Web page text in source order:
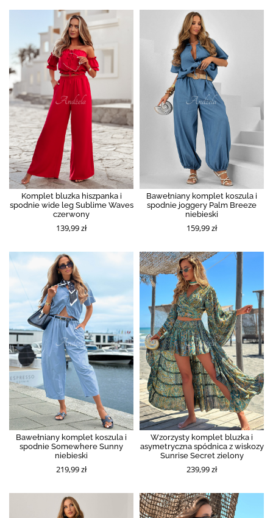
Komplet bluzka hiszpanka i
spodnie wide leg Sublime Waves
czerwony
139,99 zł
Bawełniany komplet koszula i
spodnie joggery Palm Breeze
niebieski
159,99 zł
Bawełniany komplet koszula i
spodnie Somewhere Sunny
niebieski
219,99 zł
Wzorzysty komplet bluzka i
asymetryczna spódnica z wiskozy
Sunrise Secret zielony
239,99 zł